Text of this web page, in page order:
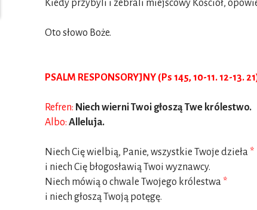
Kiedy przybyli i zebrali miejscowy Kościół,
Oto słowo Boże.
PSALM RESPONSORYJNY (Ps 145, 10-11. 12-13.
Refren: Niech wierni Twoi głoszą Twe królestwo.
Albo: Alleluja.
Niech Cię wielbią, Panie, wszystkie Twoje dzieła *
i niech Cię błogosławią Twoi wyznawcy.
Niech mówią o chwale Twojego królestwa *
i niech głoszą Twoją potęgę.